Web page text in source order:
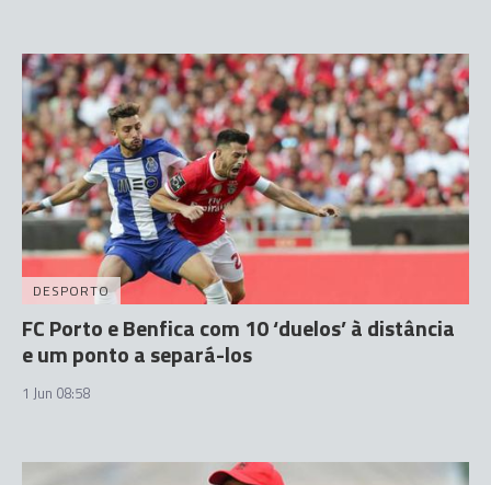
DESPORTO
FC Porto e Benfica com 10 ‘duelos’ à distância
e um ponto a separá-los
1 Jun 08:58